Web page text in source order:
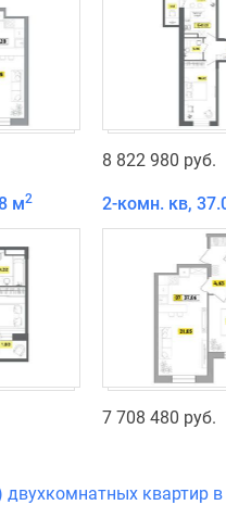
8 822 980 руб.
м2 2-комн. кв,
7 708 480 руб.
квартир